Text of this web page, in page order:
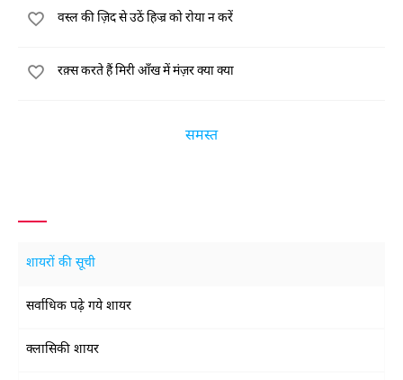
वस्ल की ज़िद से उठें हिज्र को रोया न करें
रक़्स करते हैं मिरी आँख में मंज़र क्या क्या
समस्त
शायरों की सूची
सर्वाधिक पढ़े गये शायर
क्लासिकी शायर